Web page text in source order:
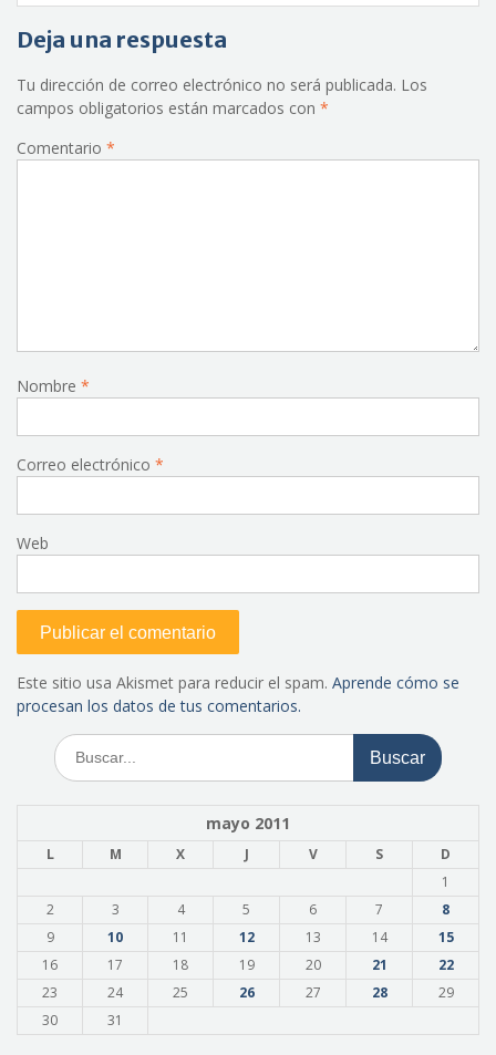
Deja una respuesta
Tu dirección de correo electrónico no será publicada. Los
campos obligatorios están marcados con *
Comentario *
Nombre *
Correo electrónico *
Web
Este sitio usa Akismet para reducir el spam. Aprende cómo se
procesan los datos de tus comentarios.
Buscar:
mayo 2011
L M X J V S
D
1
2
3 4 5 6 7
8
9
10 11 12 13 14
15
16
17 18 19 20 21
22
23
24 25 26 27 28
29
30
31